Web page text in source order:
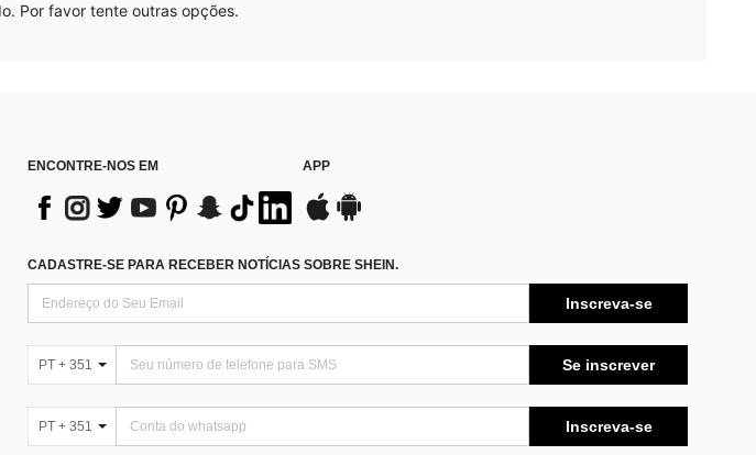
Por favor tente outras opções.
ENCONTRE-NOS EM APP
CADASTRE-SE PARA RECEBER NOTÍCIAS SOBRE SHEIN.
Inscreva-se
PT + 351 Se inscrever
PT + 351 Inscreva-se